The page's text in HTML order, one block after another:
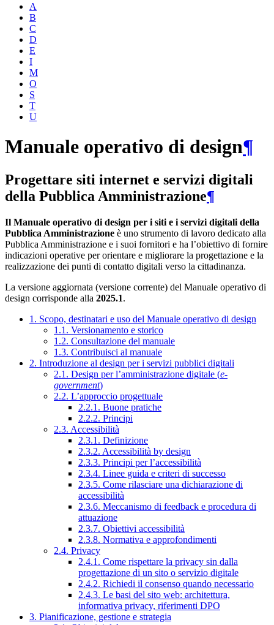
A
B
C
D
E
I
M
O
S
T
U
Manuale operativo di design¶
Progettare siti internet e servizi digitali
della Pubblica Amministrazione¶
Il Manuale operativo di design per i siti e i servizi digitali della
Pubblica Amministrazione è uno strumento di lavoro dedicato alla
Pubblica Amministrazione e i suoi fornitori e ha l’obiettivo di fornire
indicazioni operative per orientare e migliorare la progettazione e la
realizzazione dei punti di contatto digitali verso la cittadinanza.
La versione aggiornata (versione corrente) del Manuale operativo di
design corrisponde alla 2025.1.
1. Scopo, destinatari e uso del Manuale operativo di design
1.1. Versionamento e storico
1.2. Consultazione del manuale
1.3. Contribuisci al manuale
2. Introduzione al design per i servizi pubblici digitali
2.1. Design per l’amministrazione digitale (e-
government)
2.2. L’approccio progettuale
2.2.1. Buone pratiche
2.2.2. Principi
2.3. Accessibilità
2.3.1. Definizione
2.3.2. Accessibilità by design
2.3.3. Principi per l’accessibilità
2.3.4. Linee guida e criteri di successo
2.3.5. Come rilasciare una dichiarazione di
accessibilità
2.3.6. Meccanismo di feedback e procedura di
attuazione
2.3.7. Obiettivi accessibilità
2.3.8. Normativa e approfondimenti
2.4. Privacy
2.4.1. Come rispettare la privacy sin dalla
progettazione di un sito o servizio digitale
2.4.2. Richiedi il consenso quando necessario
2.4.3. Le basi del sito web: architettura,
informativa privacy, riferimenti DPO
3. Pianificazione, gestione e strategia